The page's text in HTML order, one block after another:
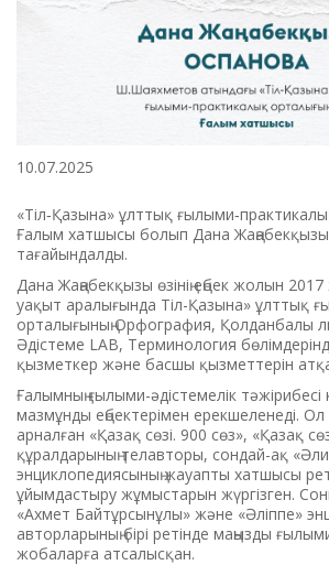
10.07.2025
«Тіл‑Қазына» ұлттық
Ғалым хатшысы болып Дана
тағайындалды.
Дана Жаңабекқызы өзінің еңбек жолын
уақыт аралығында Тіл-Қазына» ұлттық
орталығының Орфография, Қолданбалы
Әдістеме LAB, Терминология
қызметкер және басшы қызметтерін
Ғалымның ғылыми-әдістемелік
мазмұнды еңбектерімен ерекшеленеді. Ол
арналған «Қазақ сөзі. 900 сөз», «Қазақ
құралдарының телавторы, сондай-ақ
энциклопедиясының жауапты хатшысы
ұйымдастыру жұмыстарын жүргізген.
«Ахмет Байтұрсынұлы» және «Әліппе»
авторларының бірі ретінде маңызды
жобаларға атсалысқан.